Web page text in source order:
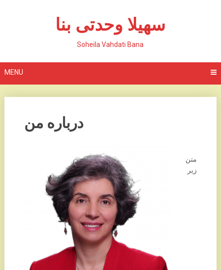
سهیلا وحدتی بنا
Soheila Vahdati Bana
MENU
درباره من
متن
زیر